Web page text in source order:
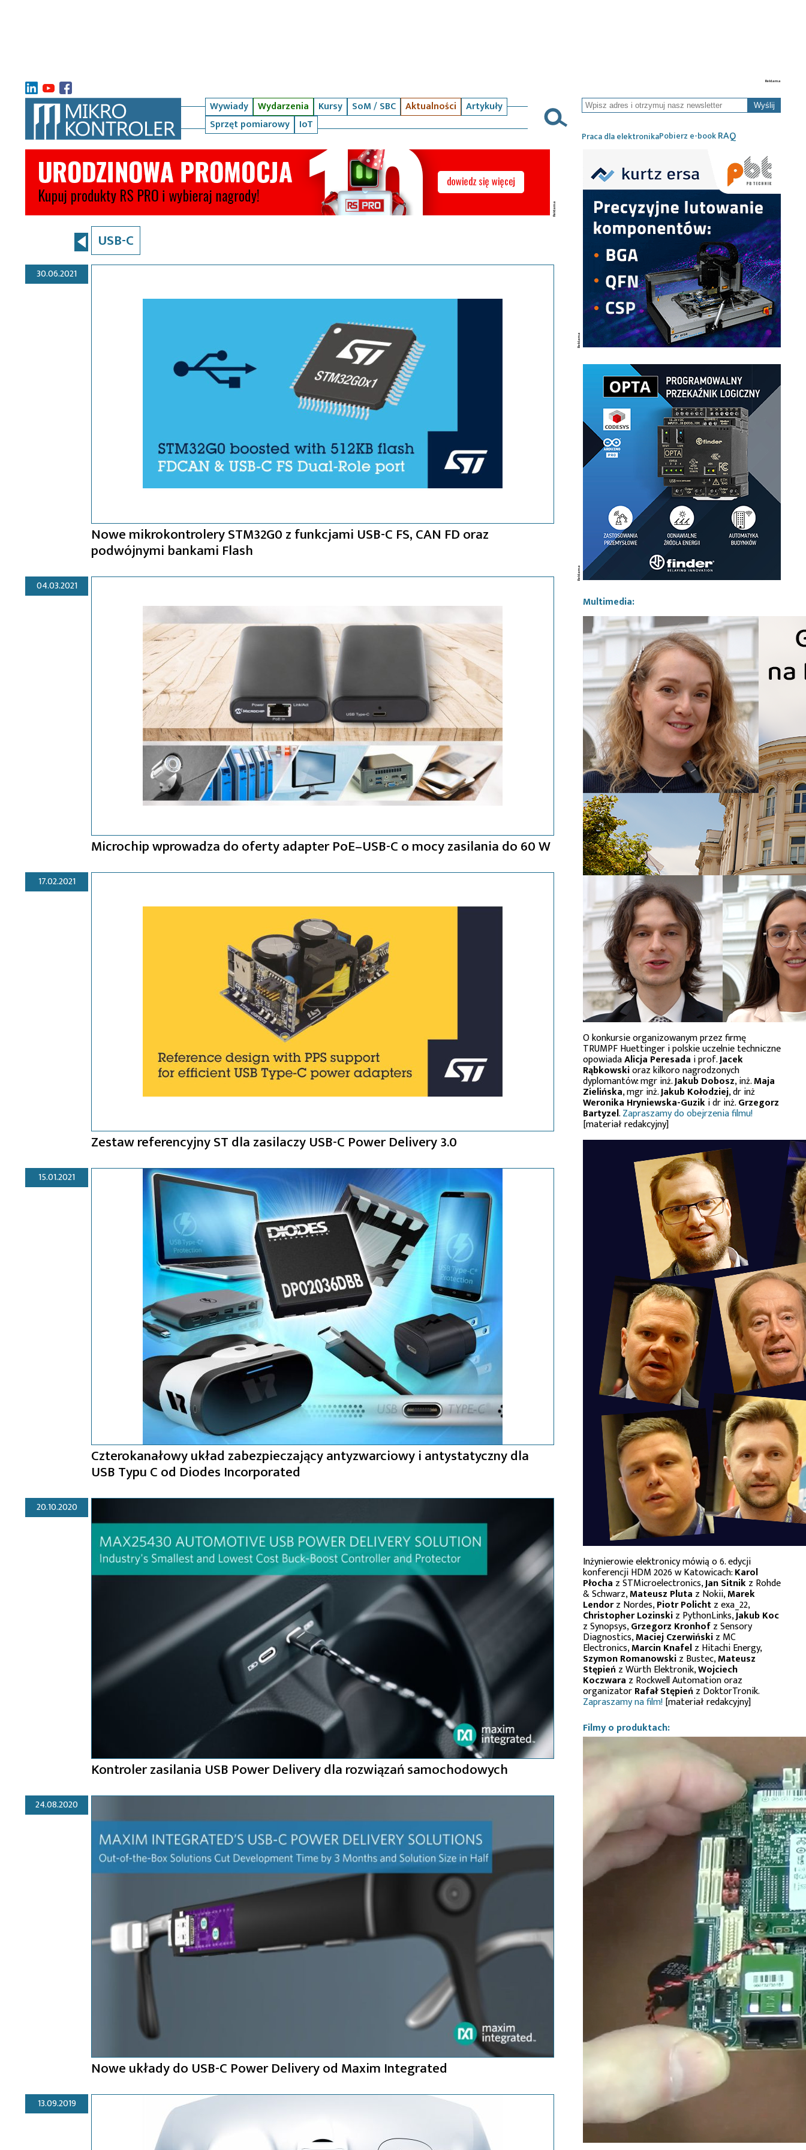
Wywiady Wydarzenia Kursy SoM / SBC Aktualności
Artykuły
Sprzęt pomiarowy
IoT
Wyślij
Praca dla elektronikaPobierz e-bookRAQ
USB-C
30.06.2021
Nowe mikrokontrolery STM32G0 z funkcjami USB-C FS, CAN FD oraz
podwójnymi bankami Flash
04.03.2021
Microchip wprowadza do oferty adapter PoE–USB-C o mocy zasilania do 60 W
17.02.2021
Zestaw referencyjny ST dla zasilaczy USB-C Power Delivery 3.0
15.01.2021
Czterokanałowy układ zabezpieczający antyzwarciowy i antystatyczny dla
USB Typu C od Diodes Incorporated
20.10.2020
Kontroler zasilania USB Power Delivery dla rozwiązań samochodowych
24.08.2020
Nowe układy do USB-C Power Delivery od Maxim Integrated
13.09.2019
Multimedia:
O konkursie organizowanym przez firmę
TRUMPF Huettinger i polskie uczelnie techniczne
opowiadaAlicja Peresada i prof.Jacek
Rąbkowskioraz kilkoro nagrodzonych
dyplomantów: mgr inż.Jakub Dobosz, inż.Maja
Zielińska, mgr inż.Jakub Kołodziej, dr inż
Weronika Hryniewska-Guziki dr inż.Grzegorz
Bartyzel.Zapraszamy do obejrzenia filmu!
[materiał redakcyjny]
Inżynierowie elektronicy mówią o 6. edycji
konferencji HDM 2026 w Katowicach:Karol
Płocha z STMicroelectronics,Jan Sitnikz Rohde
& Schwarz,Mateusz Pluta z Nokii,Marek
Lendorz Nordes,Piotr Polichtz exa_22,
Christopher Lozinskiz PythonLinks,Jakub Koc
z Synopsys,Grzegorz Kronhofz Sensory
Diagnostics,Maciej Czerwińskiz MC
Electronics,Marcin Knafelz Hitachi Energy,
Szymon Romanowskiz Bustec,Mateusz
Stępień z Würth Elektronik,Wojciech
Koczwara z Rockwell Automation oraz
organizatorRafał Stępień z DoktorTronik.
Zapraszamy na film![materiał redakcyjny]
Filmy o produktach: